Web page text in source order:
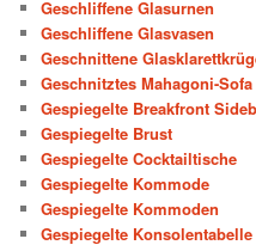
Geschliffene Glasurnen
Geschliffene Glasvasen
Geschnittene
Geschnitztes Mahagoni-Sofa
Gespiegelte Breakfront
Gespiegelte Brust
Gespiegelte Cocktailtische
Gespiegelte Kommode
Gespiegelte Kommoden
Gespiegelte Konsolentabelle